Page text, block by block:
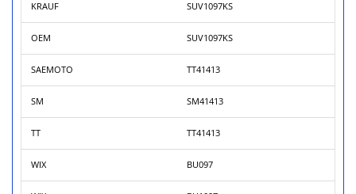
KRAUF SUV1097KS
OEM SUV1097KS
SAEMOTO TT41413
SM SM41413
TT TT41413
WIX BU097